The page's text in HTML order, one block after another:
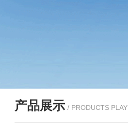
产品展示 / PRODUCTS PLAY